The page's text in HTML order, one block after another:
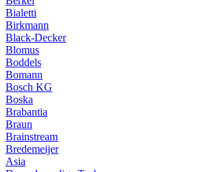
Bialetti
Birkmann
Black-Decker
Blomus
Boddels
Bomann
Bosch KG
Boska
Brabantia
Braun
Brainstream
Bredemeijer
Asia